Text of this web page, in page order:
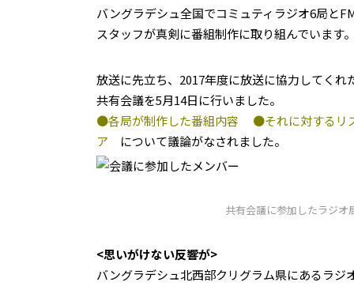
バングラデシュ全国でコミュティラジオ6局と
スタッフが真剣に番組制作に取り組んでいます
放送に先立ち、2017年度に放送に協力してく
共有会議を5月14日に行いました。
●各局が制作した番組内容 ●それに対するリ
ア について議論がなされました。
共有会議に参加したラジ
<思いがけない反響が>
バングラデシュ北西部クリグラム県にあるラ